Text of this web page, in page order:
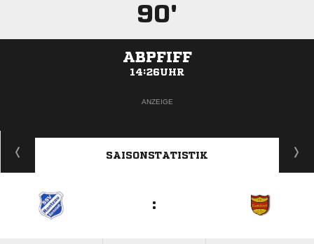
90'
ABPFIFF
14:26UHR
ANZEIGE
SAISONSTATISTIK
: